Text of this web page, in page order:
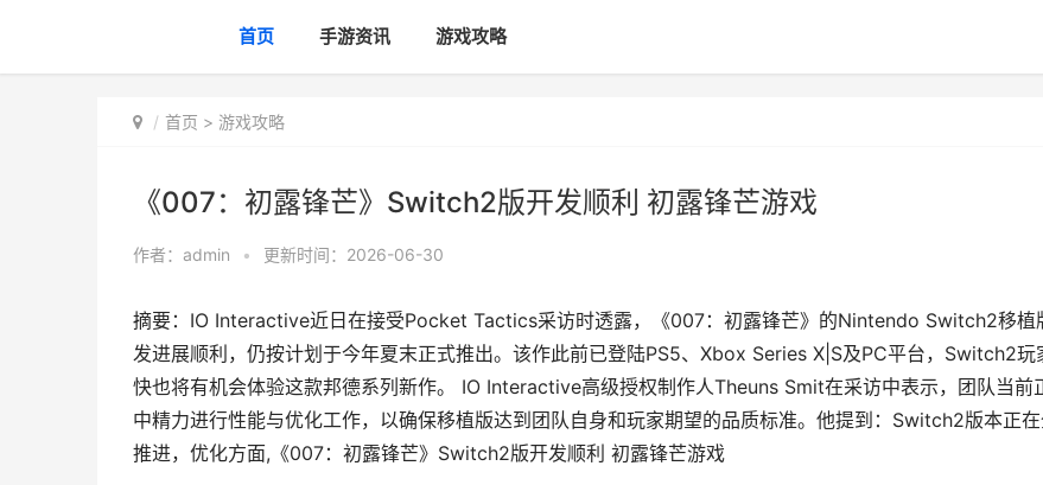
首页 手游资讯 游戏攻略
首页 > 游戏攻略
《007：初露锋芒》Switch2版开发顺利 初露锋芒游戏
作者： admin • 更新时间：2026-06-30
摘要：IO Interactive近日在接受Pocket Tactics采访时透露，《007：初露锋芒》的Nintendo Switch2移植
发进展顺利，仍按计划于今年夏末正式推出。该作此前已登陆PS5、Xbox Series X|S及PC平台，Switch2玩
快也将有机会体验这款邦德系列新作。 IO Interactive高级授权制作人Theuns Smit在采访中表示，团队当前
中精力进行性能与优化工作，以确保移植版达到团队自身和玩家期望的品质标准。他提到：Switch2版本正
推进，优化方面,《007：初露锋芒》Switch2版开发顺利 初露锋芒游戏